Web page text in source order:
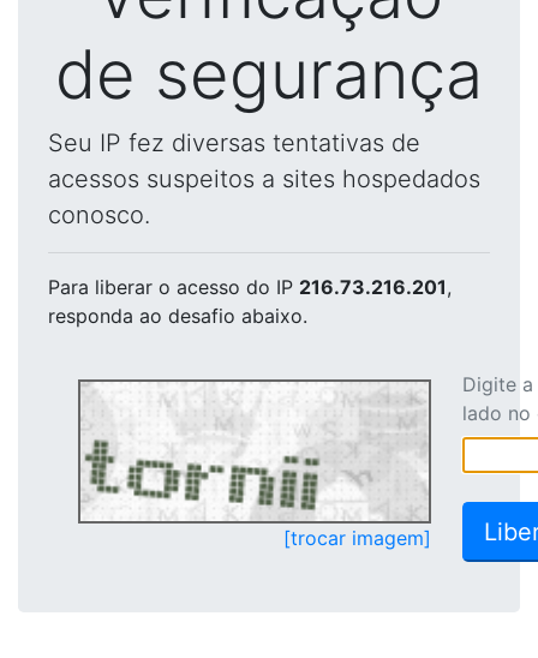
de segurança
Seu IP fez diversas tentativas de
acessos suspeitos a sites hospedados
conosco.
Para liberar o acesso do IP 216.73.216.201,
responda ao desafio abaixo.
[trocar imagem]
Digite
lado no